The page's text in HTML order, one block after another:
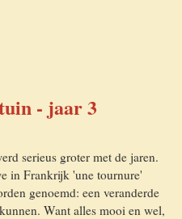
- jaar 3
serieus groter met de jaren.
in Frankrijk 'une tournure'
genoemd: een veranderde
Want alles mooi en wel,